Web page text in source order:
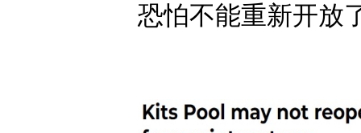
恐怕不能重新开放